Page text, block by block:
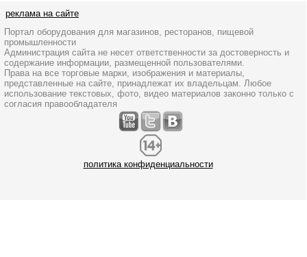
реклама на сайте
Портал оборудования для магазинов, ресторанов, пищевой
промышленности
Администрация сайта не несет ответственности за достоверность и
содержание информации, размещенной пользователями.
Права на все торговые марки, изображения и материалы,
представленные на сайте, принадлежат их владельцам. Любое
использование текстовых, фото, видео материалов законно только с
согласия правообладателя
политика конфиденциальности